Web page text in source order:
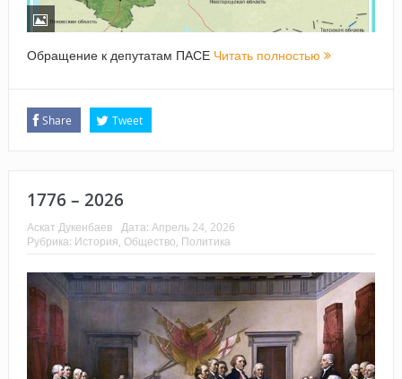
Обращение к депутатам ПАСЕ Читать полностью
Share Tweet
1776 – 2026
Аскат Дукенбаев Дата: Апрель 24, 2026
Рубрика: История, Общество, Политика